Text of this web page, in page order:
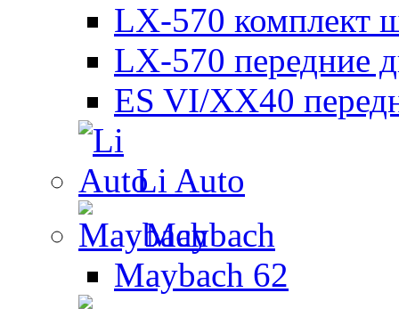
LX-570 комплект
LX-570 передние
ES VI/XX40
Li Auto
Maybach
Maybach 62